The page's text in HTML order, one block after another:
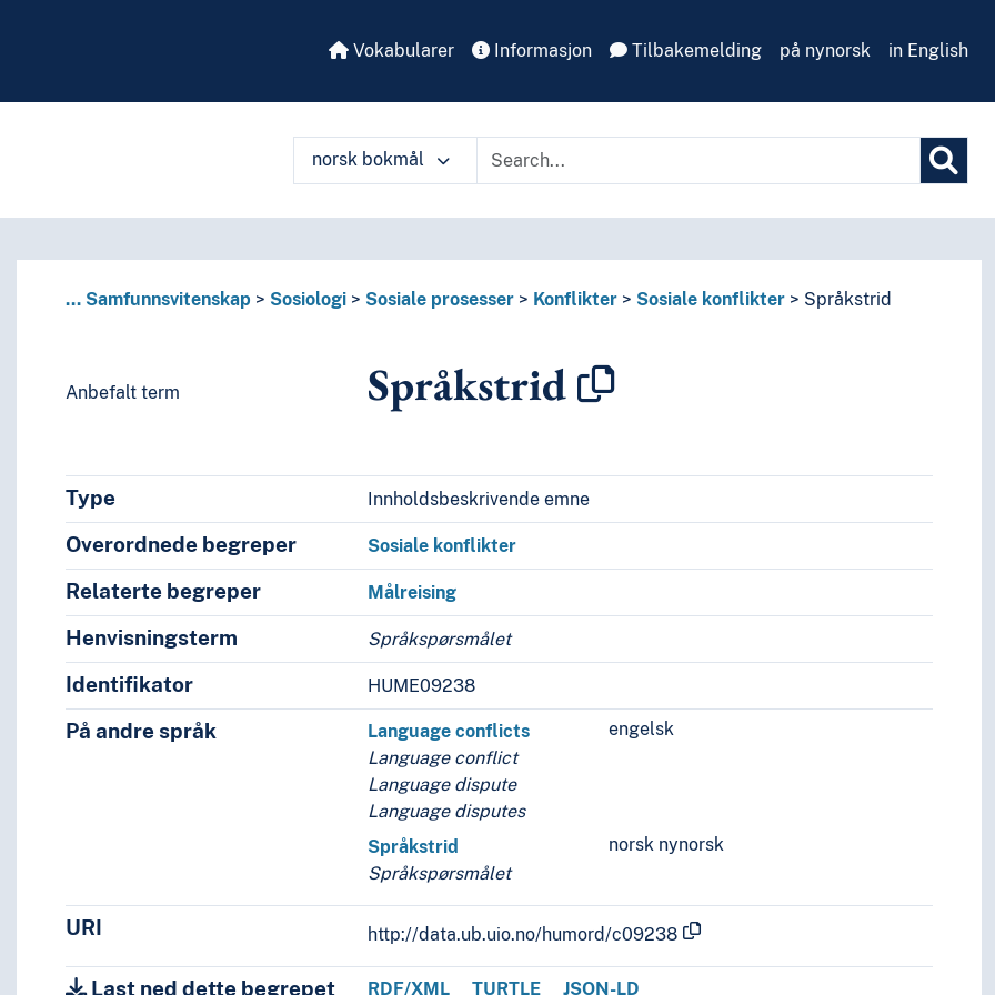
Vokabularer Informasjon Tilbakemelding på nynorsk in English
norsk bokmål
måter
... Samfunnsvitenskap Sosiologi Sosiale prosesser Konflikter Sosiale konflikter Språkstrid
Anbefalt term Språkstrid
Type Innholdsbeskrivende emne
Overordnede begreper Sosiale konflikter
Relaterte begreper Målreising
Henvisningsterm Språkspørsmålet
Identifikator HUME09238
På andre språk engelsk
Language conflicts
Language conflict
Language dispute
Language disputes
norsk nynorsk
Språkstrid
Språkspørsmålet
URI http://data.ub.uio.no/humord/c09238
Last ned dette begrepet RDF/XML TURTLE JSON-LD